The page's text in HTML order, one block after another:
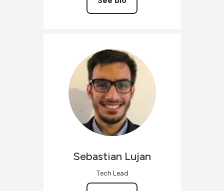
Sebastian Lujan
Tech Lead